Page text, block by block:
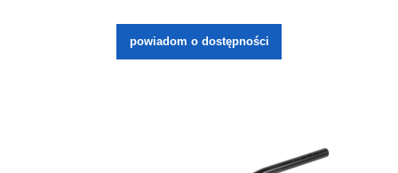
powiadom o dostępności